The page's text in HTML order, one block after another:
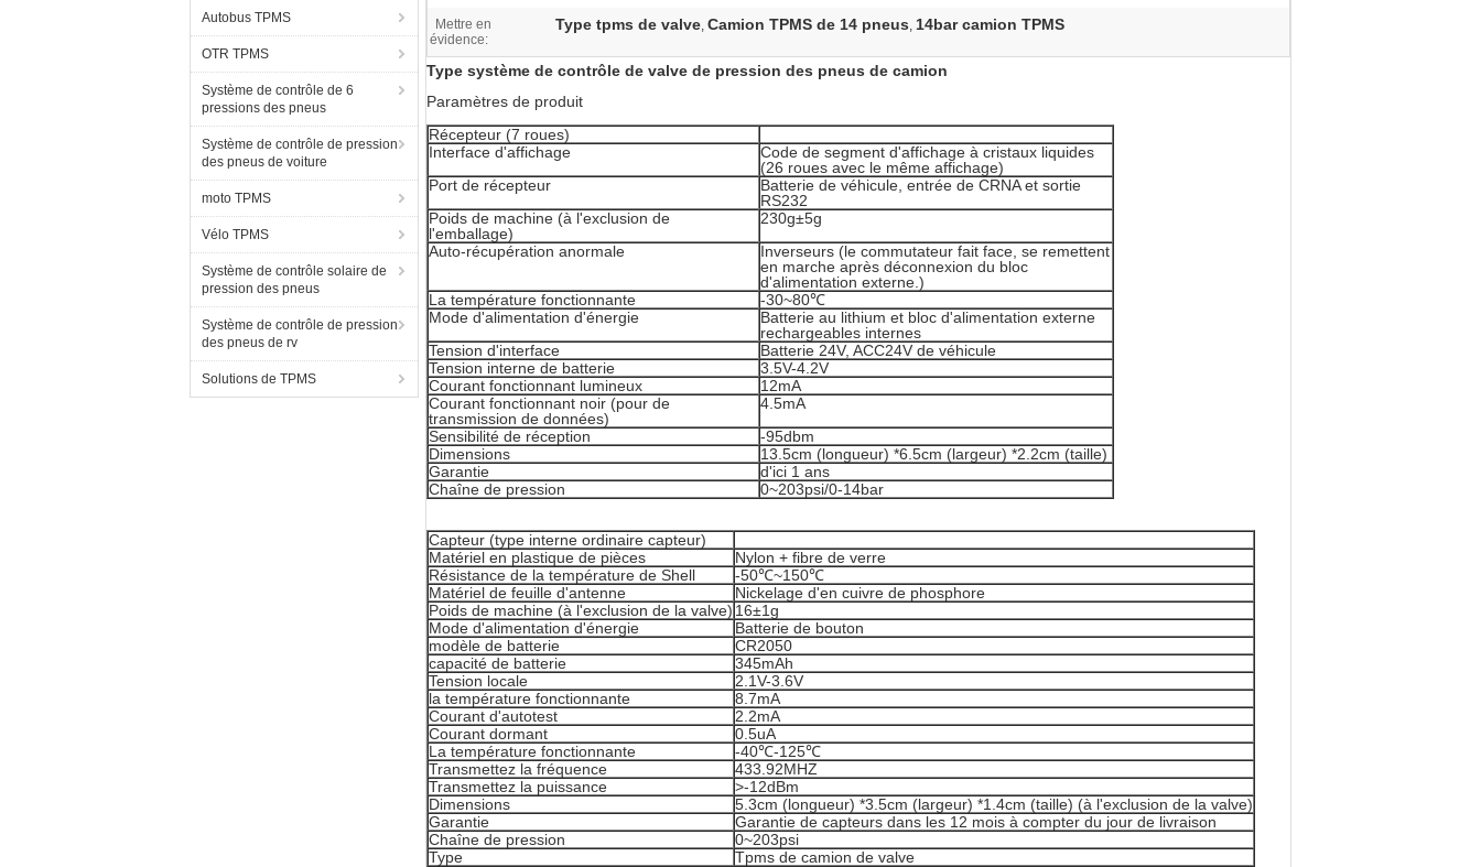
Autobus TPMS
OTR TPMS
Système de contrôle de 6
pressions des pneus
Système de contrôle de pression
des pneus de voiture
moto TPMS
Vélo TPMS
Système de contrôle solaire de
pression des pneus
Système de contrôle de pression
des pneus de rv
Solutions de TPMS
Mettre en
évidence:
Type tpms de valve, Camion TPMS de 14 pneus, 14bar camion TPMS
Type système de contrôle de valve de pression des pneus de camion
Paramètres de produit
Récepteur (7 roues)
Interface d'affichage
Code de segment d'affichage à cristaux liquides
(26 roues avec le même affichage)
Port de récepteur
Batterie de véhicule, entrée de CRNA et sortie
RS232
Poids de machine (à l'exclusion de
l'emballage)
230g±5g
Auto-récupération anormale
Inverseurs (le commutateur fait face, se remettent
en marche après déconnexion du bloc
d'alimentation externe.)
La température fonctionnante
-30~80℃
Mode d'alimentation d'énergie
Batterie au lithium et bloc d'alimentation externe
rechargeables internes
Tension d'interface
Batterie 24V, ACC24V de véhicule
Tension interne de batterie
3.5V-4.2V
Courant fonctionnant lumineux
12mA
Courant fonctionnant noir (pour de
transmission de données)
4.5mA
Sensibilité de réception
-95dbm
Dimensions
13.5cm (longueur) *6.5cm (largeur) *2.2cm (taille)
Garantie
d'ici 1 ans
Chaîne de pression
0~203psi/0-14bar
Capteur (type interne ordinaire capteur)
Matériel en plastique de pièces
Nylon + fibre de verre
Résistance de la température de Shell
-50℃~150℃
Matériel de feuille d'antenne
Nickelage d'en cuivre de phosphore
Poids de machine (à l'exclusion de la valve) 16±1g
Mode d'alimentation d'énergie
Batterie de bouton
modèle de batterie
CR2050
capacité de batterie
345mAh
Tension locale
2.1V-3.6V
la température fonctionnante
8.7mA
Courant d'autotest
2.2mA
Courant dormant
0.5uA
La température fonctionnante
-40℃-125℃
Transmettez la fréquence
433.92MHZ
Transmettez la puissance
>-12dBm
Dimensions
5.3cm (longueur) *3.5cm (largeur) *1.4cm (taille) (à l'exclusion de la valve)
Garantie
Garantie de capteurs dans les 12 mois à compter du jour de livraison
Chaîne de pression
0~203psi
Type
Tpms de camion de valve